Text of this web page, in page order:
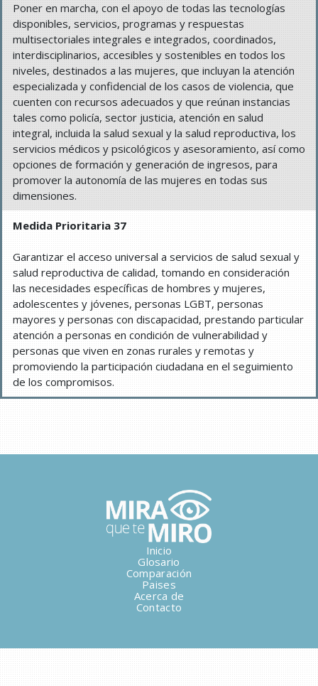
Poner en marcha, con el apoyo de todas las tecnologías
disponibles, servicios, programas y respuestas
multisectoriales integrales e integrados, coordinados,
interdisciplinarios, accesibles y sostenibles en todos los
niveles, destinados a las mujeres, que incluyan la atención
especializada y confidencial de los casos de violencia, que
cuenten con recursos adecuados y que reúnan instancias
tales como policía, sector justicia, atención en salud
integral, incluida la salud sexual y la salud reproductiva, los
servicios médicos y psicológicos y asesoramiento, así como
opciones de formación y generación de ingresos, para
promover la autonomía de las mujeres en todas sus
dimensiones.
Medida Prioritaria 37
Garantizar el acceso universal a servicios de salud sexual y
salud reproductiva de calidad, tomando en consideración
las necesidades específicas de hombres y mujeres,
adolescentes y jóvenes, personas LGBT, personas
mayores y personas con discapacidad, prestando particular
atención a personas en condición de vulnerabilidad y
personas que viven en zonas rurales y remotas y
promoviendo la participación ciudadana en el seguimiento
de los compromisos.
Inicio
Glosario
Comparación
Paises
Acerca de
Contacto